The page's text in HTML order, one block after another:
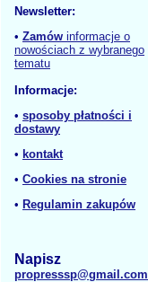
Newsletter:
• Zamów informacje o
nowościach z wybranego
tematu
Informacje:
• sposoby płatności i
dostawy
• kontakt
• Cookies na stronie
• Regulamin zakupów
Napisz
propresssp@gmail.com